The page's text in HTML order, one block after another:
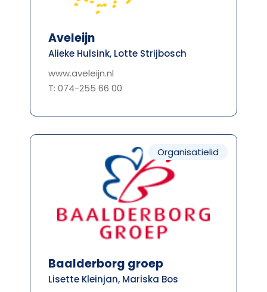
Aveleijn
Alieke Hulsink, Lotte Strijbosch
www.aveleijn.nl
T: 074-255 66 00
Organisatielid
Baalderborg groep
Lisette Kleinjan, Mariska Bos